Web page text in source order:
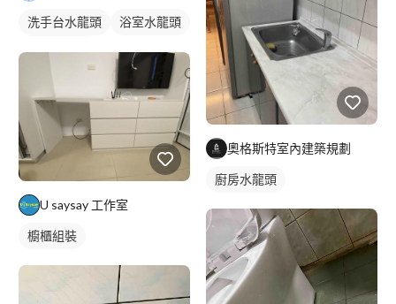
洗手台水龍頭
浴室水龍頭
水龍頭安裝
U saysay 工作室
櫥櫃組裝
奧格斯特室內建築規劃
廚房水龍頭